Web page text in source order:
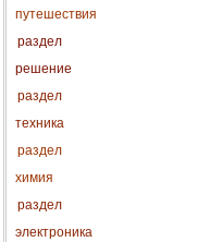
путешествия
раздел
решение
раздел
техника
раздел
химия
раздел
электроника